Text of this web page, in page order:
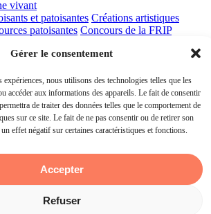
Gérer le consentement
nous utilisons des technologies telles que les
accéder aux informations des appareils. Le fait de consentir
de traiter des données telles que le comportement de
sur ce site. Le fait de ne pas consentir ou de retirer son
effet négatif sur certaines caractéristiques et fonctions.
Accepter
Refuser
vivant
et patoisantes Créations artistiques
patoisantes Concours de la FRIP